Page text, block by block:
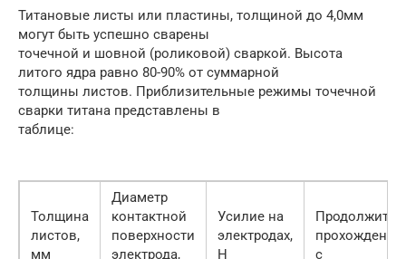
Титановые листы или пластины, толщиной до 4,0мм
могут быть успешно сварены
точечной и шовной (роликовой) сваркой. Высота
литого ядра равно 80-90% от суммарной
толщины листов. Приблизительные режимы точечной
сварки титана представлены в
таблице:
Толщина
листов,
мм
Диаметр
контактной
поверхности
электрода,
Усилие на
электродах,
Н
прохождения
с